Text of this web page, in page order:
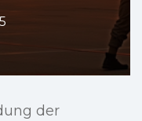
der